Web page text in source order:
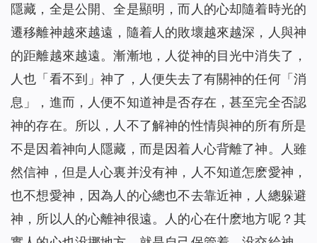
隱藏，全是公開、全是顯明，而人的心却隨着時光的
遷移離神越來越遠，隨着人的敗壞越來越深，人與神
的距離越來越遠。漸漸地，人從神的目光中消失了，
人也「看不到」神了，人便失去了有關神的任何「消
息」，進而，人便不知道神是否存在，甚至完全否認
神的存在。所以，人不了解神的性情與神的所有所是
不是因着神向人隱藏，而是因着人心背離了神。人雖
然信神，但是人心裏并没有神，人不知道怎麽愛神，
也不想愛神，因為人的心總也不去靠近神，人總躲避
神，所以人的心離神很遠。人的心在什麽地方呢？其